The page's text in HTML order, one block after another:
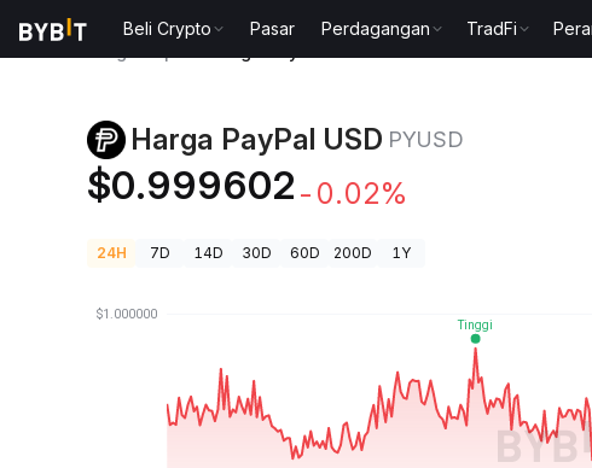
Beli Crypto Pasar Perdagangan TradFi
Harga PayPal USD PYUSD
$0.999602 -0.02%
24H 7D 14D 30D 60D 200D 1Y